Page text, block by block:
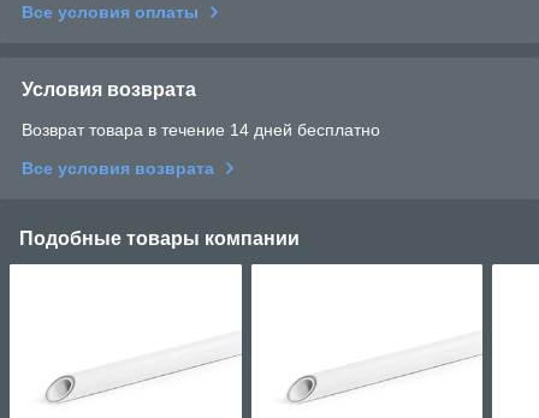
Все условия оплаты
Условия возврата
Возврат товара в течение 14 дней бесплатно
Все условия возврата
Подобные товары компании